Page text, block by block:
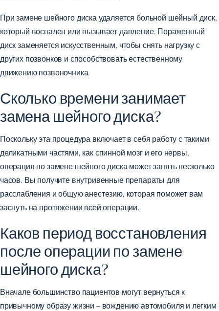
Призамене шейного диска удаляется больной шейный диск,
который воспален или вызывает давление. Пораженный
диск заменяется искусственным, чтобы снять нагрузку с
других позвонков и способствовать естественному
движению позвоночника.
Сколько времени занимает
замена шейного диска?
Поскольку эта процедура включает в себя работу с такими
деликатными частями, как спинной мозг и его нервы,
операция по замене шейного диска может занять несколько
часов. Вы получите внутривенные препараты для
расслабления и общую анестезию, которая поможет вам
заснуть на протяжении всей операции.
Каков период восстановления
после операции по замене
шейного диска?
Вначале большинство пациентов могут вернуться к
привычному образу жизни – вождению автомобиля и легким